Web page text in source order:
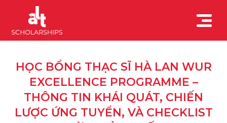
HỌC BỔNG THẠC SĨ HÀ LAN WUR
EXCELLENCE PROGRAMME –
THÔNG TIN KHÁI QUÁT, CHIẾN
LƯỢC ỨNG TUYỂN, VÀ CHECKLIST